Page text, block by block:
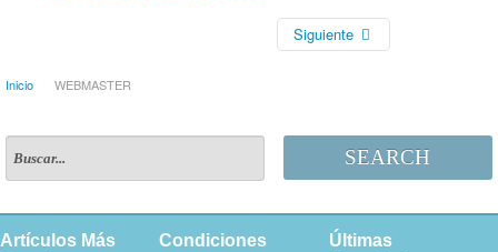
Siguiente
Inicio WEBMASTER
SEARCH
Artículos Más
Condiciones
Últimas